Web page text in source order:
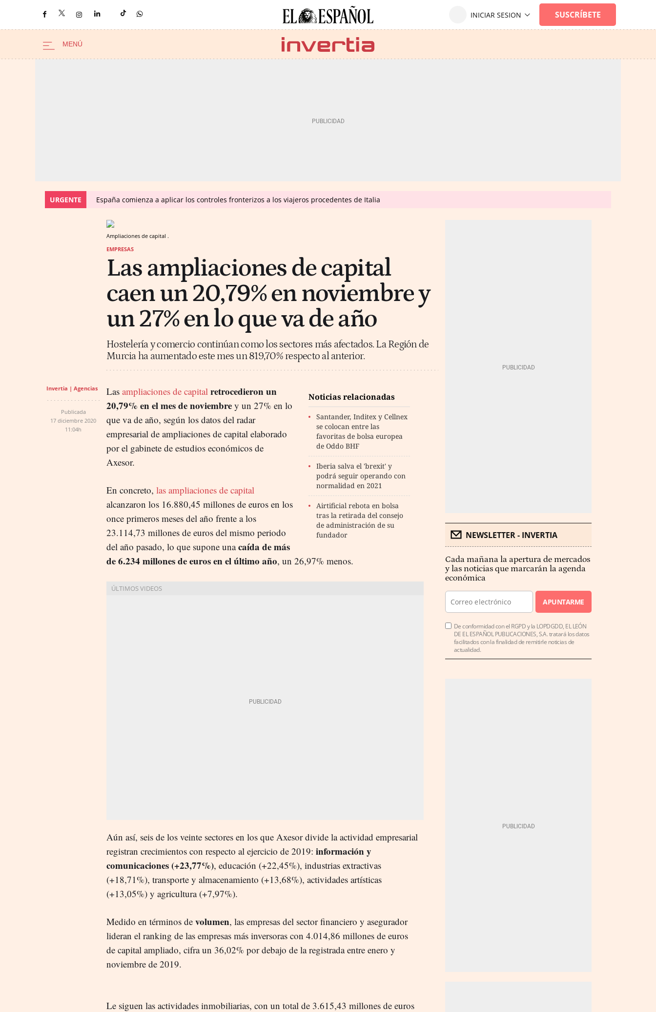
URGENTE España comienza a aplicar los controles fronterizos a los viajeros procedentes de Italia
Ampliaciones de capital .
EMPRESAS
Las ampliaciones de capital
caen un 20,79% en noviembre y
un 27% en lo que va de año
Hostelería y comercio continúan como los sectores más afectados. La Región de
Murcia ha aumentado este mes un 819,70% respecto al anterior.
Invertia | Agencias
Publicada
17 diciembre 2020
11:04h
Noticias relacionadas
Santander, Inditex y Cellnex
se colocan entre las
favoritas de bolsa europea
de Oddo BHF
Iberia salva el 'brexit' y
podrá seguir operando con
normalidad en 2021
Airtificial rebota en bolsa
tras la retirada del consejo
de administración de su
fundador
Las ampliaciones de capital retrocedieron un
20,79% en el mes de noviembre y un 27% en lo
que va de año, según los datos del radar
empresarial de ampliaciones de capital elaborado
por el gabinete de estudios económicos de
Axesor.
En concreto, las ampliaciones de capital
alcanzaron los 16.880,45 millones de euros en los
once primeros meses del año frente a los
23.114,73 millones de euros del mismo periodo
del año pasado, lo que supone unacaída de más
de 6.234 millones de euros en el último año, un 26,97% menos.
Aún así, seis de los veinte sectores en los que Axesor divide la actividad empresarial
registran crecimientos con respecto al ejercicio de 2019: información y
comunicaciones (+23,77%), educación (+22,45%), industrias extractivas
(+18,71%), transporte y almacenamiento (+13,68%), actividades artísticas
(+13,05%) y agricultura (+7,97%).
Medido en términos de volumen, las empresas del sector financiero y asegurador
lideran el ranking de las empresas más inversoras con 4.014,86 millones de euros
de capital ampliado, cifra un 36,02% por debajo de la registrada entre enero y
noviembre de 2019.
Le siguen las actividades inmobiliarias, con un total de 3.615,43 millones de euros
NEWSLETTER - INVERTIA
Cada mañana la apertura de mercados
y las noticias que marcarán la agenda
económica
APUNTARME
De conformidad con el RGPD y la LOPDGDD, EL LEÓN
DE EL ESPAÑOL PUBLICACIONES, S.A. tratará los datos
facilitados con la finalidad de remitirle noticias de
actualidad.